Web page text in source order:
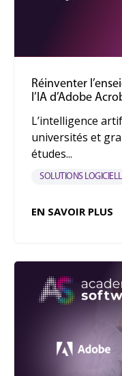
Réinventer
l’IA d’Adobe
L’intelligence
universités et
études...
SOLUTIONS
EN SAVOIR PLUS